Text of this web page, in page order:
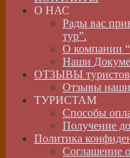
О НАС
Рады вас
тур”.
О компании
Наши
ОТЗЫВЫ туристов
Отзывы
ТУРИСТАМ
Способы
Получение
Политика
Соглашение